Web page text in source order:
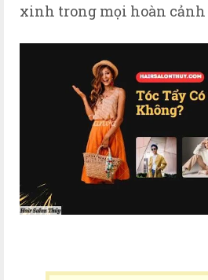
xinh trong mọi hoàn cảnh